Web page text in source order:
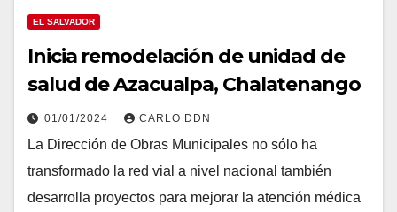
EL SALVADOR
Inicia remodelación de unidad de
salud de Azacualpa, Chalatenango
01/01/2024 CARLO DDN
La Dirección de Obras Municipales no sólo ha
transformado la red vial a nivel nacional también
desarrolla proyectos para mejorar la atención médica